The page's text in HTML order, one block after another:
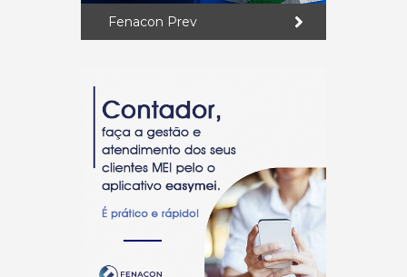
Fenacon Prev